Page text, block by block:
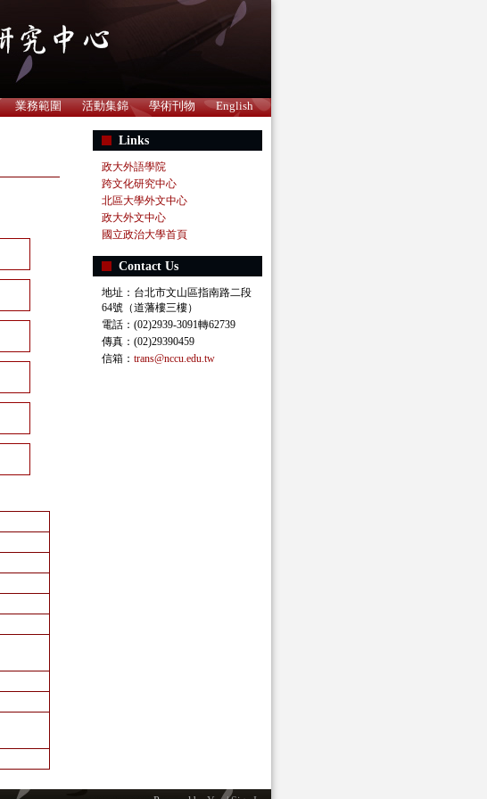
業務範圍 活動集錦 學術刊物 English
Links
政大外語學院
跨文化研究中心
北區大學外文中心
政大外文中心
國立政治大學首頁
Contact Us
地址：台北市文山區指南路二段
64號（道藩樓三樓）
電話：(02)2939-3091轉62739
傳真：(02)29390459
信箱： trans@nccu.edu.tw